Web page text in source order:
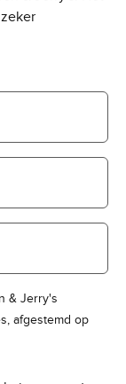
& Jerry's
afgestemd op